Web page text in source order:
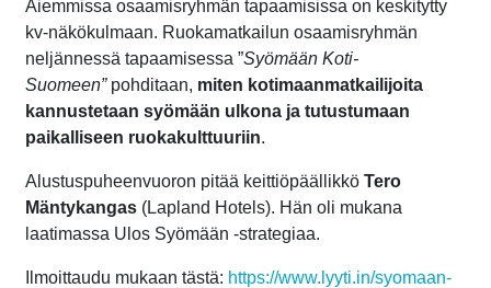
Aiemmissa osaamisryhmän tapaamisissa on keskitytty
kv-näkökulmaan. Ruokamatkailun osaamisryhmän
neljännessä tapaamisessa ”Syömään Koti-
Suomeen” pohditaan, miten kotimaanmatkailijoita
kannustetaan syömään ulkona ja tutustumaan
paikalliseen ruokakulttuuriin.
Alustuspuheenvuoron pitää keittiöpäällikkö Tero
Mäntykangas (Lapland Hotels). Hän oli mukana
laatimassa Ulos Syömään -strategiaa.
Ilmoittaudu mukaan tästä: https://www.lyyti.in/syomaan-